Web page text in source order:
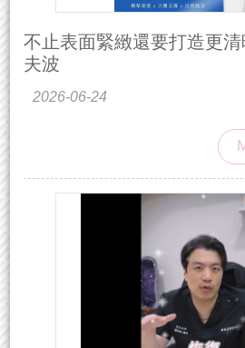
不止表面緊緻還要打造更
夫波
2026-06-24